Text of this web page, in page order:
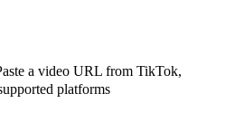
a video URL from TikTok,
platforms